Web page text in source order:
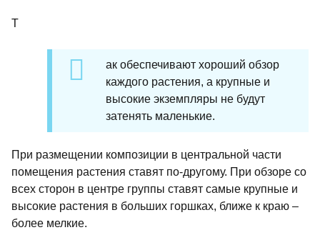
Т
ак обеспечивают хороший обзор
каждого растения, а крупные и
высокие экземпляры не будут
затенять маленькие.
При размещении композиции в центральной части
помещения растения ставят по-другому. При обзоре со
всех сторон в центре группы ставят самые крупные и
высокие растения в больших горшках, ближе к краю –
более мелкие.